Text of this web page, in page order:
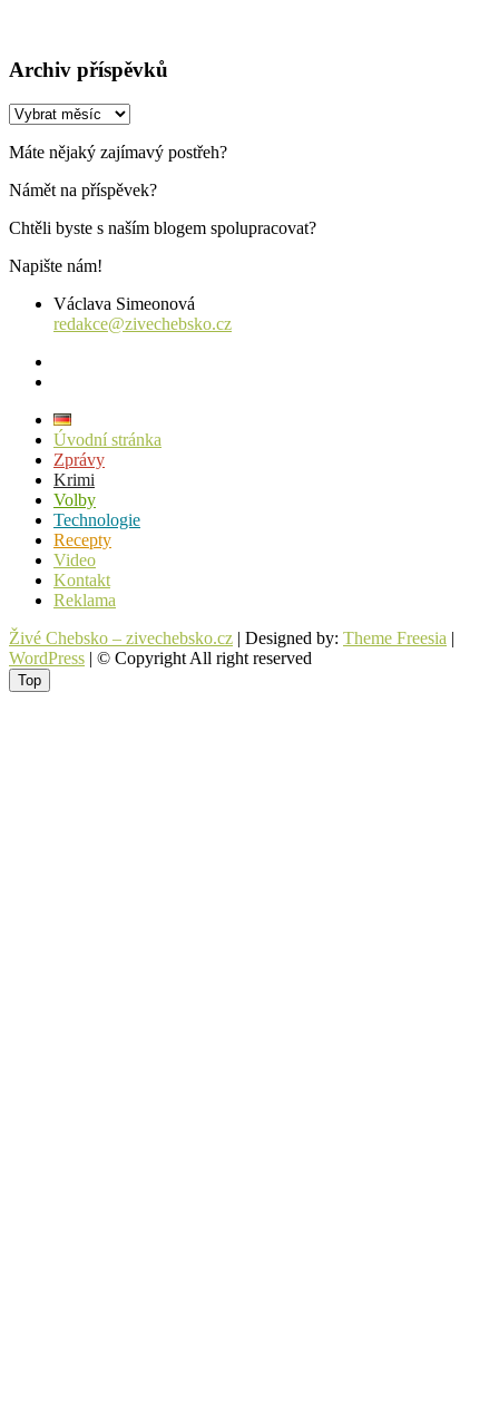
Archiv příspěvků
Archiv
Máte nějaký zajímavý postřeh?
Námět na příspěvek?
Chtěli byste s naším blogem spolupracovat?
Napište nám!
Václava Simeonová
redakce@zivechebsko.cz
Úvodní stránka
Zprávy
Krimi
Volby
Technologie
Recepty
Video
Kontakt
Reklama
Živé Chebsko – zivechebsko.cz | Designed by: Theme Freesia |
WordPress | © Copyright All right reserved
Top